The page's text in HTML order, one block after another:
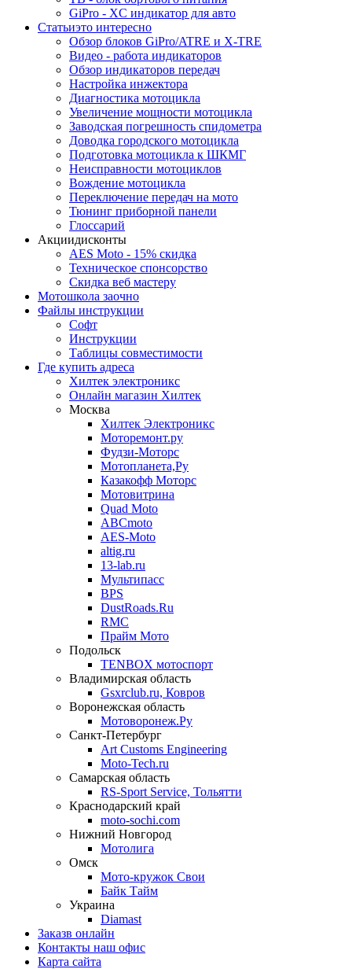
GiPro - XC индикатор для авто
Статьиэто интересно
Обзор блоков GiPro/ATRE и X-TRE
Видео - работа индикаторов
Обзор индикаторов передач
Настройка инжектора
Диагноcтика мотоцикла
Увеличение мощности мотоцикла
Заводская погрешность спидометра
Доводка городского мотоцикла
Подготовка мотоцикла к ШКМГ
Неисправности мотоциклов
Вождение мотоцикла
Переключение передач на мото
Тюнинг приборной панели
Глоссарий
Акциидисконты
AES Moto - 15% скидка
Техническое спонсорство
Скидка веб мастеру
Мотошкола заочно
Файлы инструкции
Софт
Инструкции
Таблицы совместимости
Где купить адреса
Хилтек электроникс
Онлайн магазин Хилтек
Москва
Хилтек Электроникс
Моторемонт.ру
Фудзи-Моторс
Мотопланета,Ру
Казакофф Моторс
Мотовитрина
Quad Moto
ABCmoto
AES-Moto
altig.ru
13-lab.ru
Мультипасс
BPS
DustRoads.Ru
RMC
Прайм Мото
Подольск
TENBOX мотоспорт
Владимирская область
Gsxrclub.ru, Ковров
Воронежская область
Мотоворонеж.Ру
Санкт-Петербург
Art Customs Engineering
Moto-Tech.ru
Самарская область
RS-Sport Service, Тольятти
Краснодарский край
moto-sochi.com
Нижний Новгород
Мотолига
Омск
Мото-кружок Свои
Байк Тайм
Украина
Diamast
Заказв онлайн
Контакты наш офис
Карта сайта